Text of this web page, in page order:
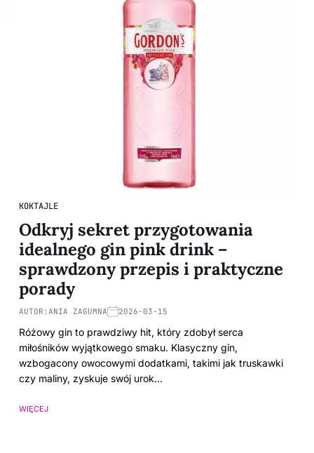
KOKTAJLE
Odkryj sekret przygotowania
idealnego gin pink drink –
sprawdzony przepis i praktyczne
porady
AUTOR: ANIA ZAGUMNA 2026-03-15
Różowy gin to prawdziwy hit, który zdobył serca
miłośników wyjątkowego smaku. Klasyczny gin,
wzbogacony owocowymi dodatkami, takimi jak truskawki
czy maliny, zyskuje swój urok…
WIĘCEJ